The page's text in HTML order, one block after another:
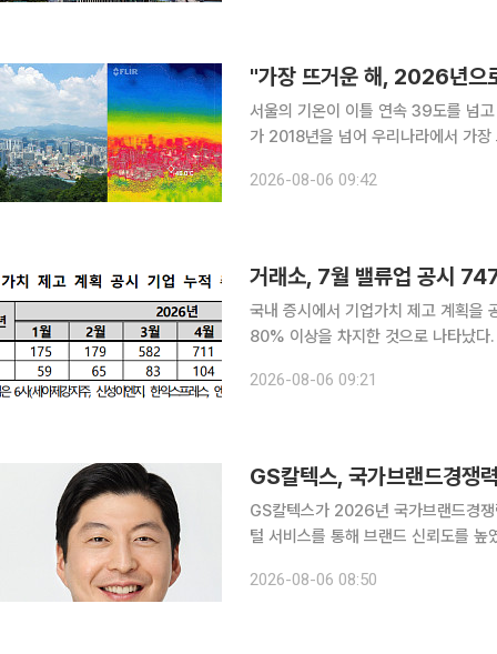
"가장 뜨거운 해, 2026년으
서울의 기온이 이틀 연속 39도를 넘
가 2018년을 넘어 우리나라에서 가
이다. 김백민 부경대 환경대기과학
2026-08-06 09:42
거래소, 7월 밸류업 공시
국내 증시에서 기업가치 제고 계획을
80% 이상을 차지한 것으로 나타났다. 6일 한국거래소에 따르면 2024년 5월 기업가치 제고 계
했다. 합병 등으로 상장폐지된 HD현
2026-08-06 09:21
GS칼텍스, 국가브랜드경쟁
GS칼텍스가 2026년 국가브랜드경
털 서비스를 통해 브랜드 신뢰도를 높였다는 평가다. GS칼텍스는 한국
지수는 한국생산성본부가 개발한 국
2026-08-06 08:50